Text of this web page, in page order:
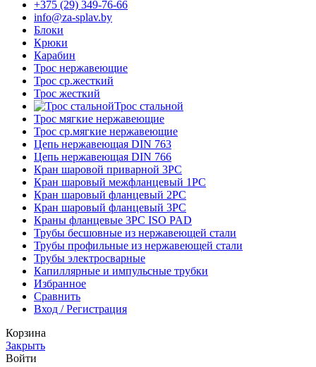
+375 (29) 349-76-66
info@za-splav.by
Блоки
Крюки
Карабин
Трос нержавеющие
Трос ср.жесткий
Трос жесткий
Трос стальной
Трос мягкие нержавеющие
Трос ср.мягкие нержавеющие
Цепь нержавеющая DIN 763
Цепь нержавеющая DIN 766
Кран шаровой приварной 3PC
Кран шаровый межфланцевый 1PC
Кран шаровый фланцевый 2PC
Кран шаровый фланцевый 3PC
Краны фланцевые 3PC ISO PAD
Трубы бесшовные из нержавеющей стали
Трубы профильные из нержавеющей стали
Трубы электросварные
Капиллярные и импульсные трубки
Избранное
Сравнить
Вход / Регистрация
Корзина
Закрыть
Войти